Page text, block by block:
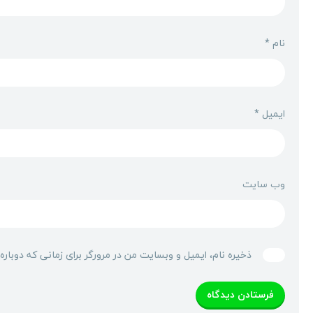
نام*
ایمیل *
وب‌ سایت
ذخیره نام، ایمیل و وبسایت من در مرورگر برای زمانی که